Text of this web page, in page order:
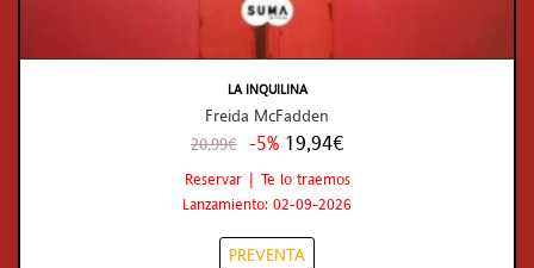
LA INQUILINA
Freida McFadden
20,99€ -5% 19,94€
Reservar | Te lo traemos
Lanzamiento: 02-09-2026
PREVENTA